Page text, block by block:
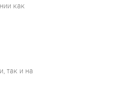
как
так и на